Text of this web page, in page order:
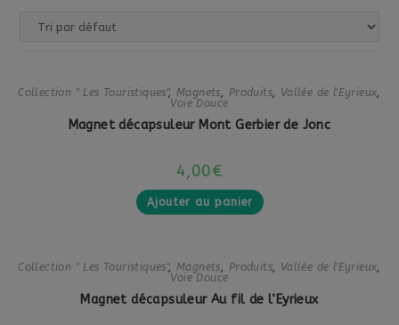
Collection " Les Touristiques", Magnets, Produits, Vallée de l'Eyrieux,
Voie Douce
Magnet décapsuleur Mont Gerbier de Jonc
4,00€
Ajouter au panier
Collection " Les Touristiques", Magnets Produits, Vallée de l'Eyrieux
Voie Douce
Magnet décapsuleur Au fil de l’Eyrieux